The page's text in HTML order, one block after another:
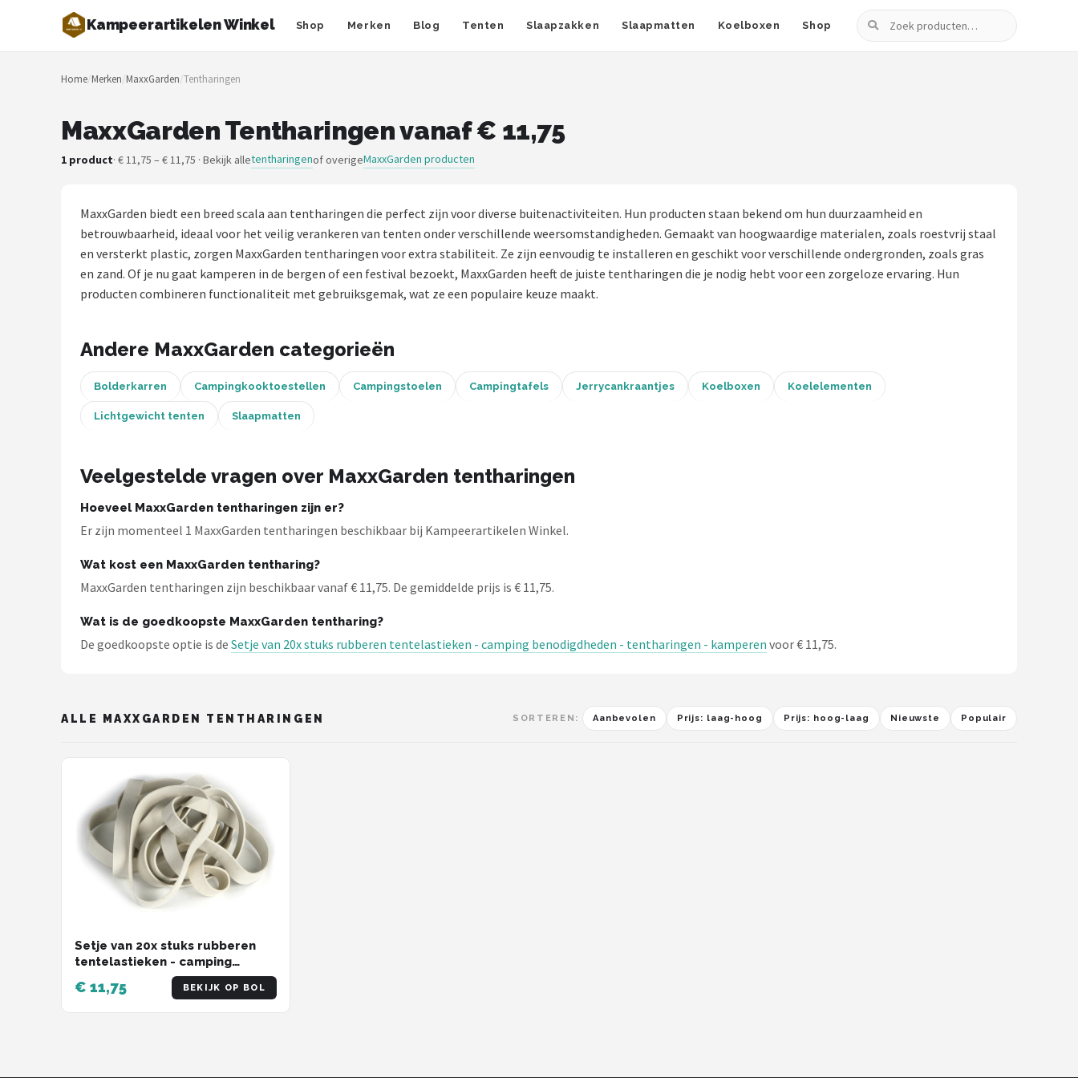
Kampeerartikelen Winkel Shop Merken Blog Tenten Slaapzakken Slaapmatten Koelboxen Shop
Zoeken
Zoeken
NAVIGATIE
Merken
Slaapzakken
Koelboxen
POPULAIRE MERKEN
Eurotrail
Bo-Camp
Gimeg
Campingaz
Alle merken →
Home/Merken/MaxxGarden/Tentharingen
MaxxGarden Tentharingen vanaf € 11,75
1 product· € 11,75 – € 11,75 · Bekijk alletentharingenof overigeMaxxGarden producten
MaxxGarden biedt een breed scala aan tentharingen die perfect zijn voor diverse buitenactiviteiten. Hun producten staan bekend om hun duurzaamheid en
betrouwbaarheid, ideaal voor het veilig verankeren van tenten onder verschillende weersomstandigheden. Gemaakt van hoogwaardige materialen, zoals roestvrij staal
en versterkt plastic, zorgen MaxxGarden tentharingen voor extra stabiliteit. Ze zijn eenvoudig te installeren en geschikt voor verschillende ondergronden, zoals gras
en zand. Of je nu gaat kamperen in de bergen of een festival bezoekt, MaxxGarden heeft de juiste tentharingen die je nodig hebt voor een zorgeloze ervaring. Hun
producten combineren functionaliteit met gebruiksgemak, wat ze een populaire keuze maakt.
Andere MaxxGarden categorieën
Bolderkarren Campingkooktoestellen Campingstoelen Campingtafels Jerrycankraantjes Koelboxen Koelelementen
Lichtgewicht tenten Slaapmatten
Veelgestelde vragen over MaxxGarden tentharingen
Hoeveel MaxxGarden tentharingen zijn er?
Er zijn momenteel 1 MaxxGarden tentharingen beschikbaar bij Kampeerartikelen Winkel.
Wat kost een MaxxGarden tentharing?
MaxxGarden tentharingen zijn beschikbaar vanaf € 11,75. De gemiddelde prijs is € 11,75.
Wat is de goedkoopste MaxxGarden tentharing?
De goedkoopste optie is de Setje van 20x stuks rubberen tentelastieken - camping benodigdheden - tentharingen - kamperen voor € 11,75.
ALLE MAXXGARDEN TENTHARINGEN SORTEREN: Aanbevolen Prijs: laag-hoog Prijs: hoog-laag Nieuwste Populair
Setje van 20x stuks rubberen
tentelastieken - camping
benodigdheden - tentharingen -
kamperen
€ 11,75 BEKIJK OP BOL